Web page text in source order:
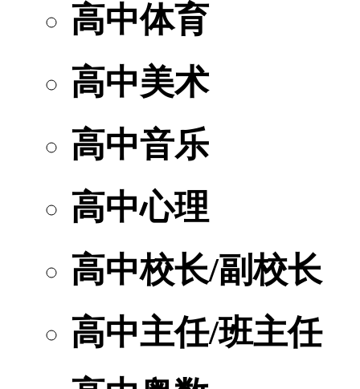
高中体育
高中美术
高中音乐
高中心理
高中校长/副校长
高中主任/班主任